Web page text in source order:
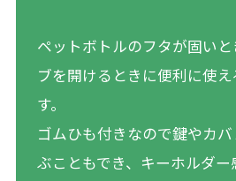
ペットボトルのフタが固い
ブを開けるときに便利に使
す。
ゴムひも付きなので鍵やカ
ぶこともでき、キーホルダ